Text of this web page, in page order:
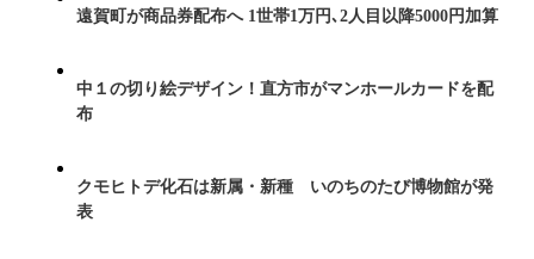
遠賀町が商品券配布へ 1世帯1万円､2人目以降5000円加算
中１の切り絵デザイン！直方市がマンホールカードを配
布
クモヒトデ化石は新属・新種 いのちのたび博物館が発
表